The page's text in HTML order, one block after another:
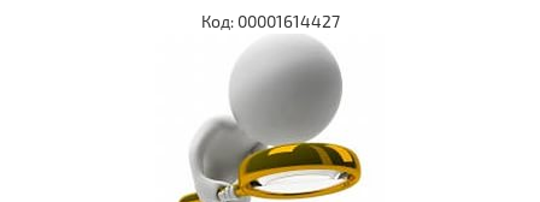
Код: 00001614427